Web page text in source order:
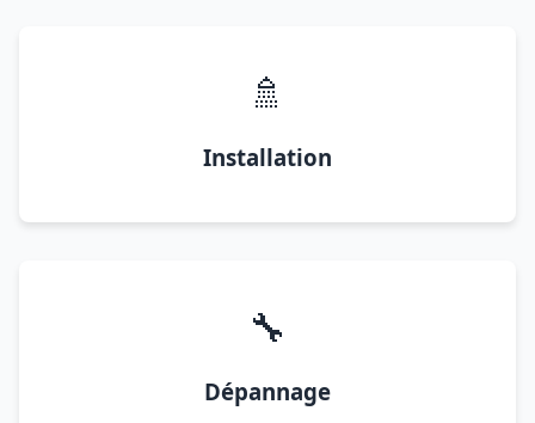
🚿
Installation
🔧
Dépannage